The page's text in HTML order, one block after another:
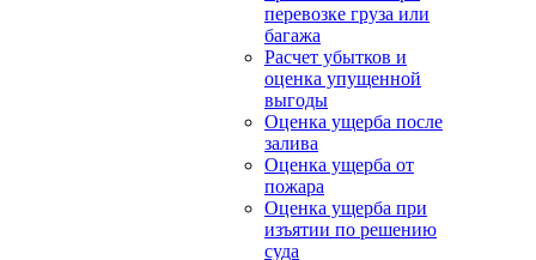
перевозке груза или
багажа
Расчет убытков и
оценка упущенной
выгоды
Оценка ущерба после
залива
Оценка ущерба от
пожара
Оценка ущерба при
изъятии по решению
суда